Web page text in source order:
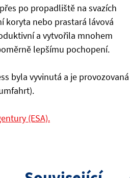
po propadliště na svazích
koryta nebo prastará lávová
a vytvořila mnohem
lepšímu pochopení.
byla vyvinutá a je provozovaná
(ESA).